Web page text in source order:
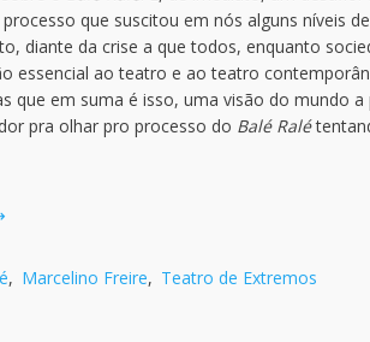
que suscitou em nós alguns níveis
diante da crise a que todos, enquanto
essencial ao teatro e ao teatro
que em suma é isso, uma visão do mundo
pra olhar pro processo do Balé Ralé
, Marcelino Freire, Teatro de Extremos